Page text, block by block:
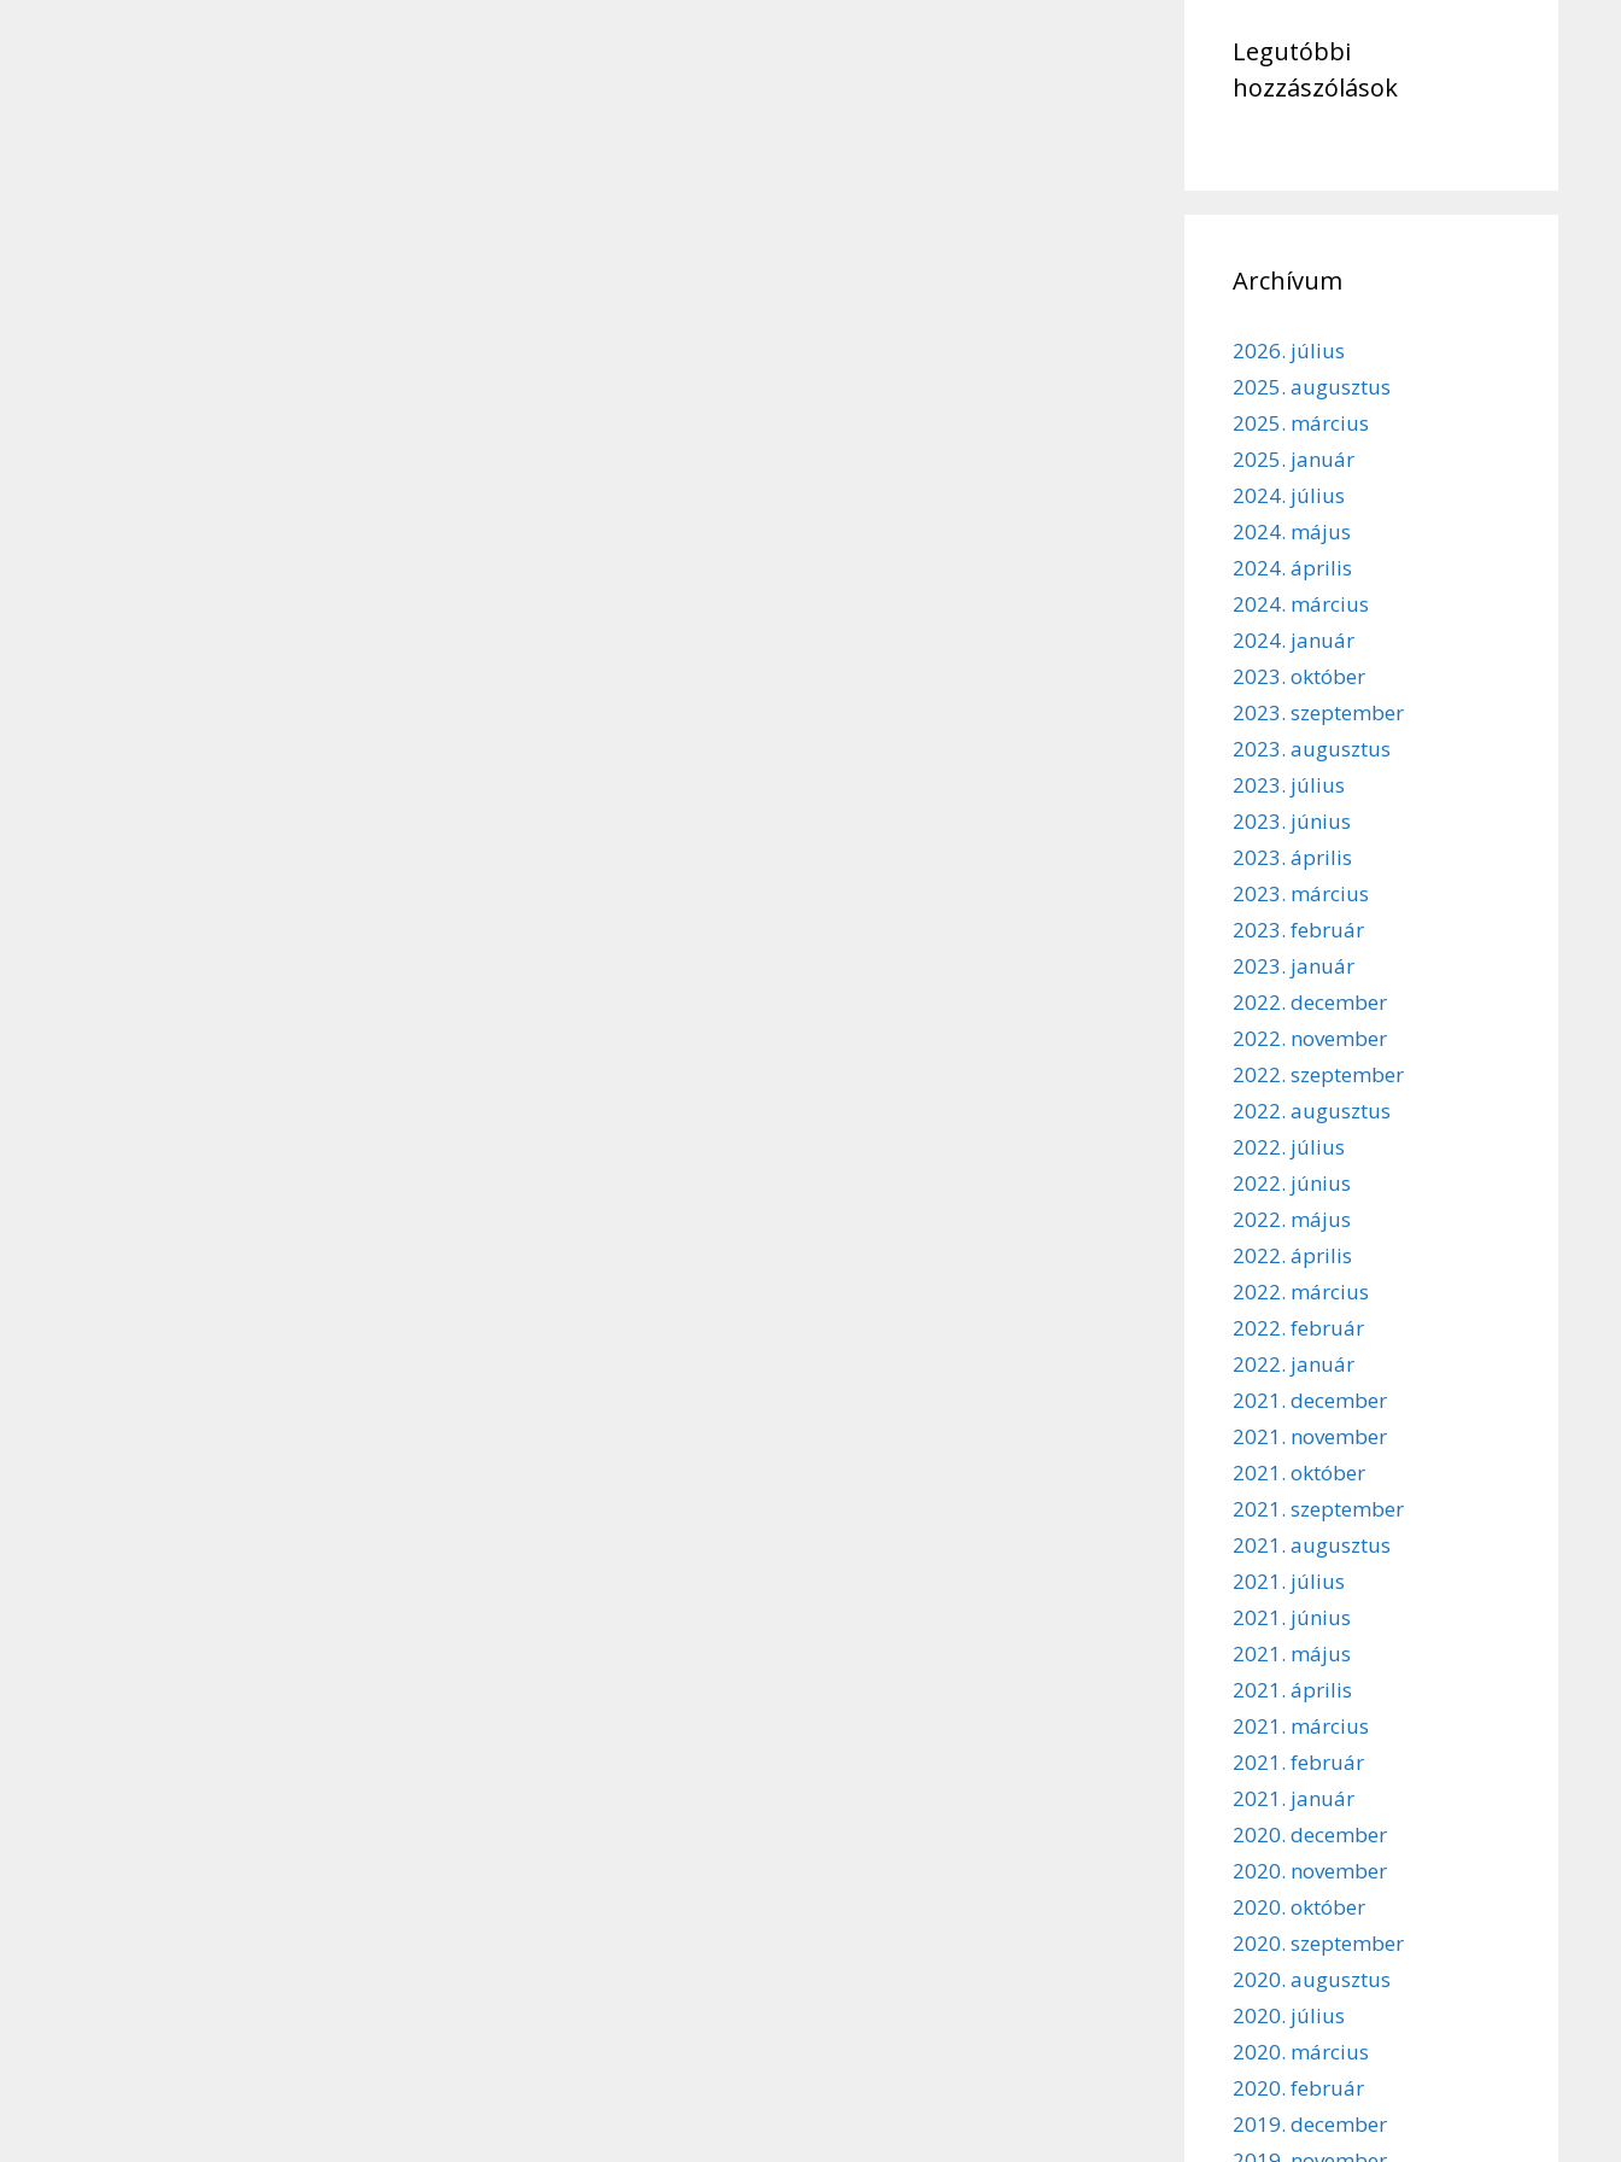
Legutóbbi
hozzászólások
Archívum
2026. július
2025. augusztus
2025. március
2025. január
2024. július
2024. május
2024. április
2024. március
2024. január
2023. október
2023. szeptember
2023. augusztus
2023. július
2023. június
2023. április
2023. március
2023. február
2023. január
2022. december
2022. november
2022. szeptember
2022. augusztus
2022. július
2022. június
2022. május
2022. április
2022. március
2022. február
2022. január
2021. december
2021. november
2021. október
2021. szeptember
2021. augusztus
2021. július
2021. június
2021. május
2021. április
2021. március
2021. február
2021. január
2020. december
2020. november
2020. október
2020. szeptember
2020. augusztus
2020. július
2020. március
2020. február
2019. december